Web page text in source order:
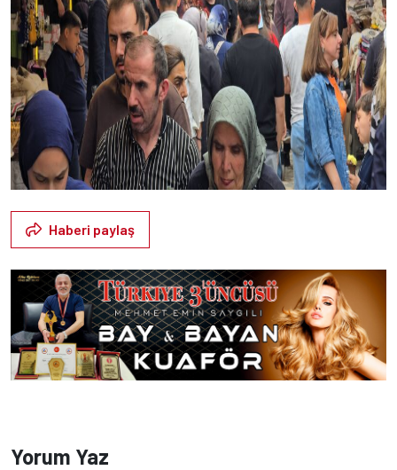
Haberi paylaş
Yorum Yaz